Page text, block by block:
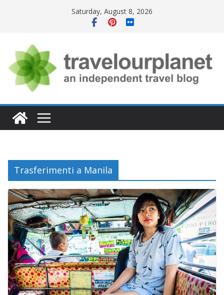
Saturday, August 8, 2026
Trasferimenti a Manila